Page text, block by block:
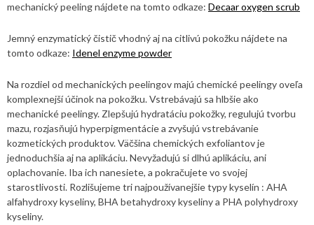
mechanický peeling nájdete na tomto odkaze: Decaar oxygen scrub
Jemný enzymatický čistič vhodný aj na citlivú pokožku nájdete na
tomto odkaze: Idenel enzyme powder
Na rozdiel od mechanických peelingov majú chemické peelingy oveľa
komplexnejší účinok na pokožku. Vstrebávajú sa hlbšie ako
mechanické peelingy. Zlepšujú hydratáciu pokožky, regulujú tvorbu
mazu, rozjasňujú hyperpigmentácie a zvyšujú vstrebávanie
kozmetických produktov. Väčšina chemických exfoliantov je
jednoduchšia aj na aplikáciu. Nevyžadujú si dlhú aplikáciu, ani
oplachovanie. Iba ich nanesiete, a pokračujete vo svojej
starostlivosti. Rozlišujeme tri najpoužívanejšie typy kyselín : AHA
alfahydroxy kyseliny, BHA betahydroxy kyseliny a PHA polyhydroxy
kyseliny.